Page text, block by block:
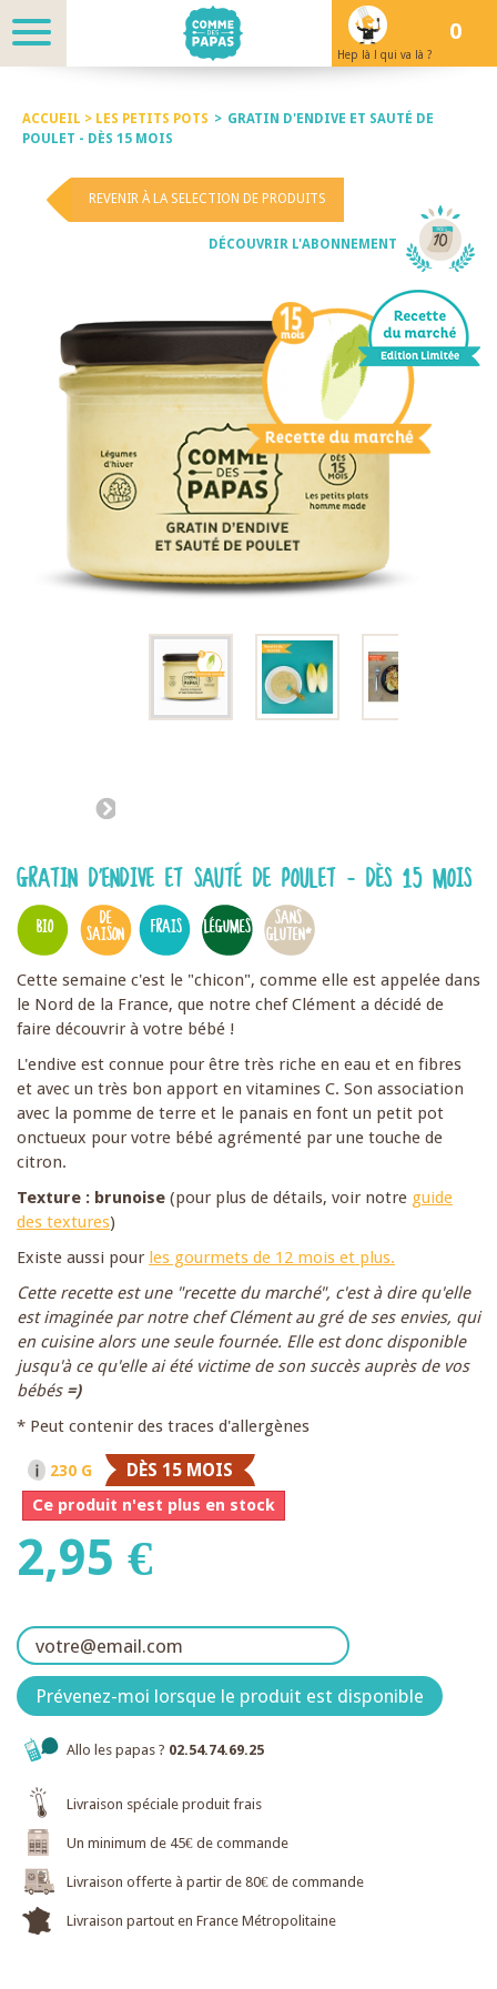
Hep là ! qui va là ?
0
ACCUEIL > LES PETITS POTS > GRATIN D'ENDIVE ET SAUTÉ DE
POULET - DÈS 15 MOIS
REVENIR À LA SELECTION DE PRODUITS
DÉCOUVRIR L'ABONNEMENT
GRATIN D'ENDIVE ET SAUTÉ DE POULET - DÈS 15 MOIS
BIO
DE
SAISON
FRAIS LÉGUMES
SANS
GLUTEN*
Cette semaine c'est le "chicon", comme elle est appelée dans
le Nord de la France, que notre chef Clément a décidé de
faire découvrir à votre bébé !
L'endive est connue pour être très riche en eau et en fibres
et avec un très bon apport en vitamines C. Son association
avec la pomme de terre et le panais en font un petit pot
onctueux pour votre bébé agrémenté par une touche de
citron.
Texture : brunoise (pour plus de détails, voir notre guide
des textures)
Existe aussi pour les gourmets de 12 mois et plus.
Cette recette est une "recette du marché", c'est à dire qu'elle
est imaginée par notre chef Clément au gré de ses envies, qui
en cuisine alors une seule fournée. Elle est donc disponible
jusqu'à ce qu'elle ai été victime de son succès auprès de vos
bébés =)
* Peut contenir des traces d'allergènes
230 G DÈS 15 MOIS
Ce produit n'est plus en stock
2,95 €
Prévenez-moi lorsque le produit est disponible
Allo les papas ? 02.54.74.69.25
Livraison spéciale produit frais
Un minimum de 45€ de commande
Livraison offerte à partir de 80€ de commande
Livraison partout en France Métropolitaine